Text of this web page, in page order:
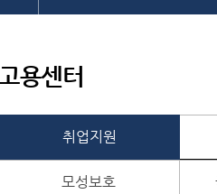
용센터
취업지원
모성보호